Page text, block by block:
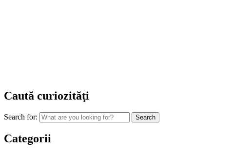
Caută curiozităţi
Search for:
Categorii